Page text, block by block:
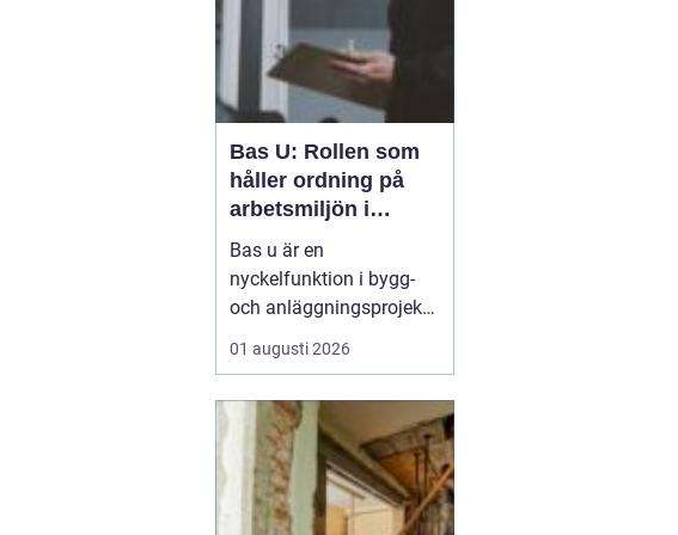
Bas U: Rollen som
håller ordning på
arbetsmiljön i
byggprojekt
Bas u är en
nyckelfunktion i bygg-
och anläggningsprojekt,
med ansvar för att
arbetsmiljöarbetet
utförandet. Genom att
samordna entreprenörer,
hålla arbetsmiljöplanen
levande och s&aum...
01 augusti 2026